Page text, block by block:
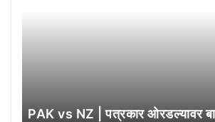
PAK vs NZ | पत्रकार ओरडल्यावर